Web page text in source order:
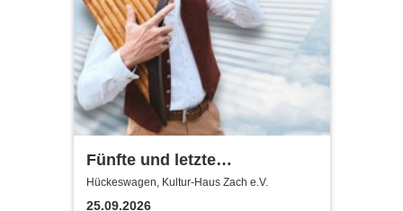
Fünfte und letzte
Sommernacht der Klassik
2026
Hückeswagen, Kultur-Haus Zach e.V.
25.09.2026